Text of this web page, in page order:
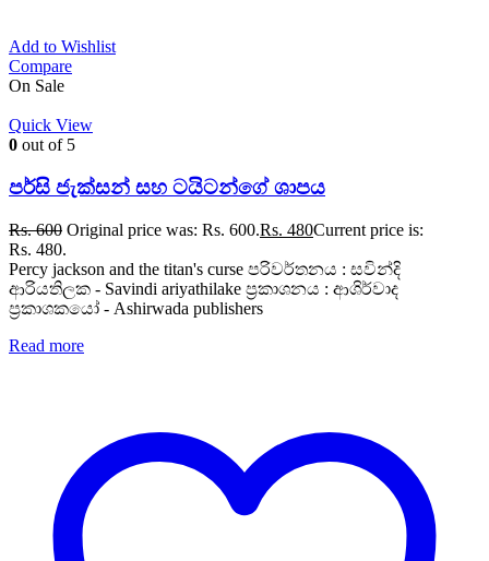
Add to Wishlist
Compare
On Sale
Quick View
0 out of 5
පර්සි ජැක්සන් සහ ටයිටන්ගේ ශාපය
Rs.600 Original price was: Rs. 600.Rs. 480Current price is:
Rs. 480.
Percy jackson and the titan's curse පරිවර්තනය : සවින්දි
ආරියතිලක - Savindi ariyathilake ප්‍රකාශනය : ආශිර්වාද
ප්‍රකාශකයෝ - Ashirwada publishers
Read more